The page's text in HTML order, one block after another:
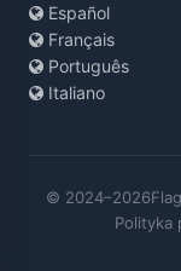
Español
Français
Português
Italiano
©
Polityka